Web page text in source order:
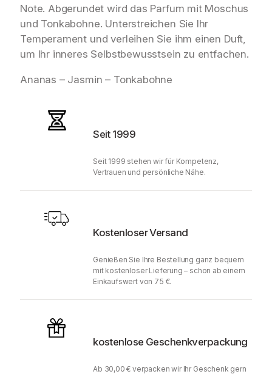
Note. Abgerundet wird das Parfum mit Moschus
und Tonkabohne. Unterstreichen Sie Ihr
Temperament und verleihen Sie ihm einen Duft,
um Ihr inneres Selbstbewusstsein zu entfachen.
Ananas – Jasmin – Tonkabohne
Seit 1999
Seit 1999 stehen wir für Kompetenz,
Vertrauen und persönliche Nähe.
Kostenloser Versand
Genießen Sie Ihre Bestellung ganz bequem
mit kostenloser Lieferung – schon ab einem
Einkaufswert von 75 €.
kostenlose Geschenkverpackung
Ab 30,00 € verpacken wir Ihr Geschenk gern